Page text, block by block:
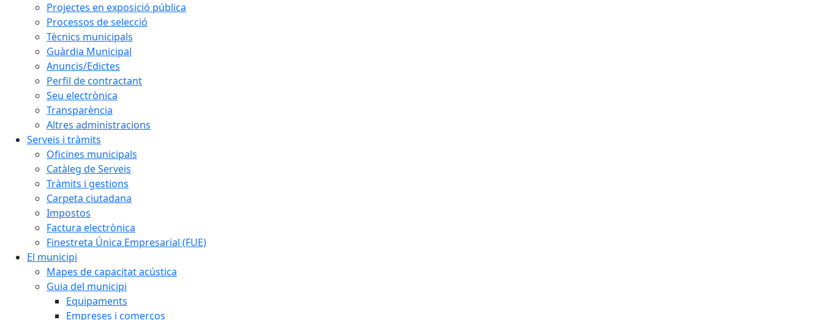
Projectes en exposició pública
Processos de selecció
Tècnics municipals
Guàrdia Municipal
Anuncis/Edictes
Perfil de contractant
Seu electrònica
Transparència
Altres administracions
Serveis i tràmits
Oficines municipals
Catàleg de Serveis
Tràmits i gestions
Carpeta ciutadana
Impostos
Factura electrònica
Finestreta Única Empresarial (FUE)
El municipi
Mapes de capacitat acústica
Guia del municipi
Equipaments
Empreses i comerços